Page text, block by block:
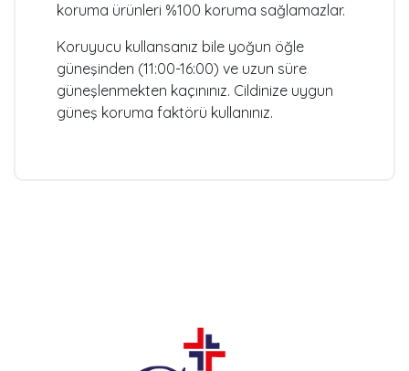
koruma ürünleri %100 koruma sağlamazlar.
Koruyucu kullansanız bile yoğun öğle
güneşinden (11:00-16:00) ve uzun süre
güneşlenmekten kaçınınız. Cildinize uygun
güneş koruma faktörü kullanınız.